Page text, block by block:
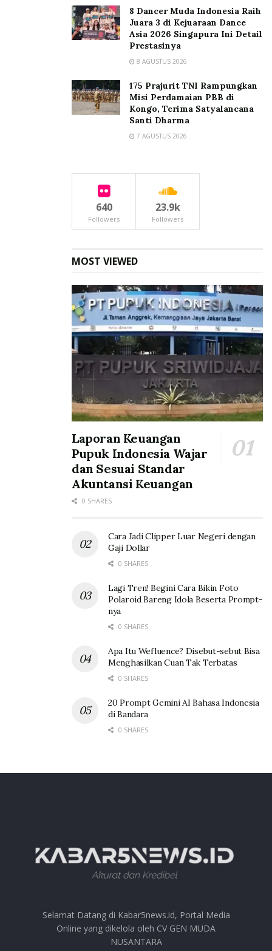
8 Dancer Muda Indonesia Raih
Juara 3 di Kejuaraan Dance
Asia 2026 Singapura Ini Detail
Prestasinya
8 AGUSTUS 2026
175 Prajurit TNI Rampungkan
Misi Perdamaian PBB di
Kongo, Terima Satyalancana
Santi Dharma
7 AGUSTUS 2026
640
Followers
23.9k
Followers
MOST VIEWED
Laporan Keuangan
Pupuk Indonesia Wajar
dan Sesuai Standar
Akuntansi Keuangan
0 SHARES
Cara Jadi Clipper Luar Negeri dengan
Gaji Dollar
0 SHARES
Lagi Tren! Begini Cara Bikin Foto
Polaroid Bareng Idola Beserta Prompt-
nya
0 SHARES
Apa Itu Wefluence? Disebut-sebut Bisa
Menghasilkan Cuan Tak Terbatas
0 SHARES
20 Prompt Gemini AI Bahasa Indonesia
di Bandara
0 SHARES
Selamat Datang di Kabar5news.id, Portal Media
Online yang dikelola oleh CV GEN MUDA
NUSANTARA